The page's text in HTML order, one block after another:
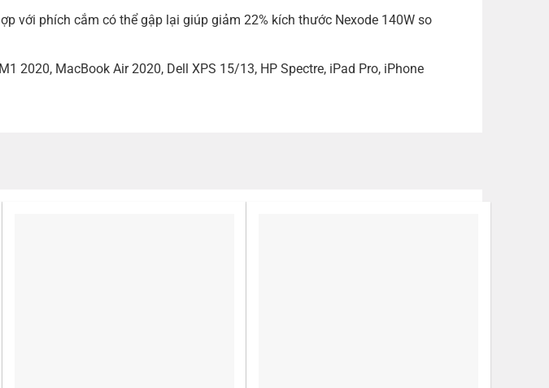
với phích cắm có thể gập lại giúp giảm 22% kích thước Nexode 140W so
2020, MacBook Air 2020, Dell XPS 15/13, HP Spectre, iPad Pro, iPhone